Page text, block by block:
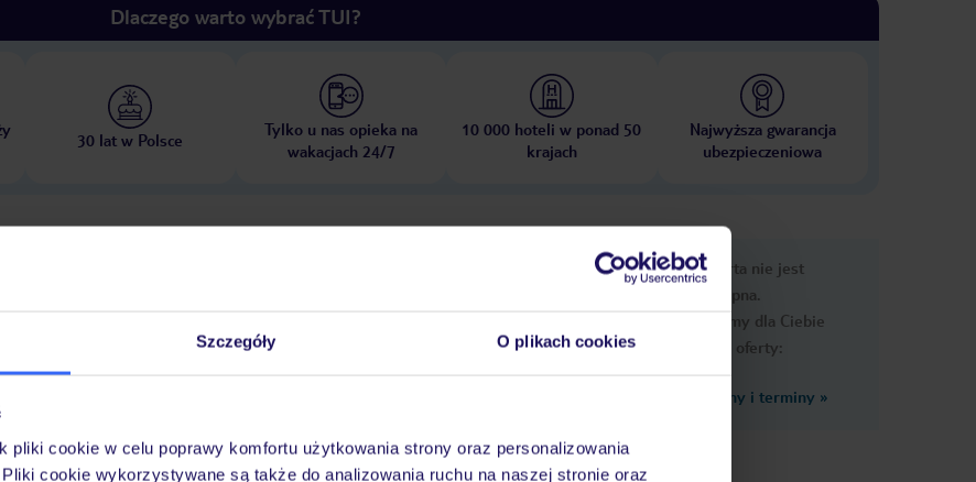
Szczegóły O plikach cookies
pliki cookie w celu poprawy komfortu użytkowania strony oraz personalizowania
cookie wykorzystywane są także do analizowania ruchu na naszej stronie oraz
Dlaczego warto wybrać TUI?
30 lat w Polsce
Tylko u nas opieka na
wakacjach 24/7
10 000 hoteli w ponad 50
krajach
Najwyższa gwarancja
ubezpieczeniowa
za opłatą
na terenie obiektu znajduje się także basen dla dzieci. Orzeźwiające
Ups, ta oferta nie jest
dostępna.
Przygotowaliśmy dla Ciebie
podobne oferty:
Zobacz inne ceny i terminy »